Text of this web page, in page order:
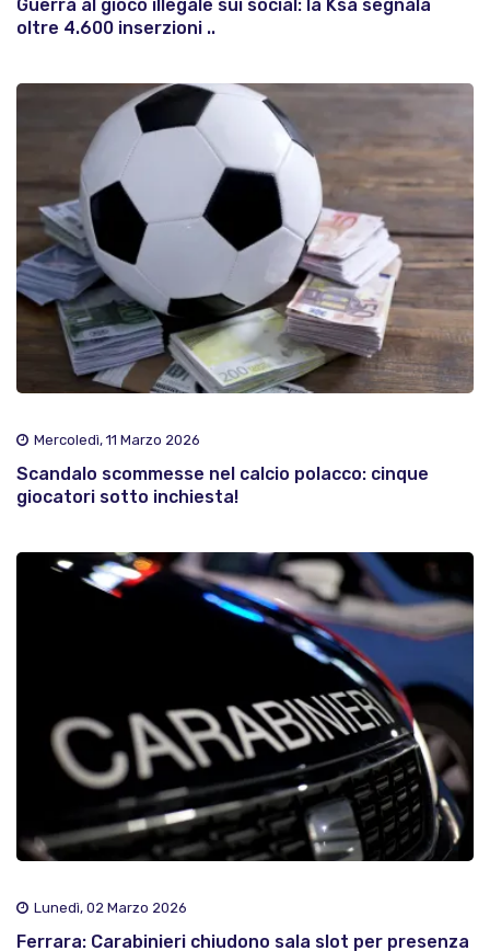
Guerra al gioco illegale sui social: la Ksa segnala
oltre 4.600 inserzioni ..
Mercoledì, 11 Marzo 2026
Scandalo scommesse nel calcio polacco: cinque
giocatori sotto inchiesta!
Lunedì, 02 Marzo 2026
Ferrara: Carabinieri chiudono sala slot per presenza